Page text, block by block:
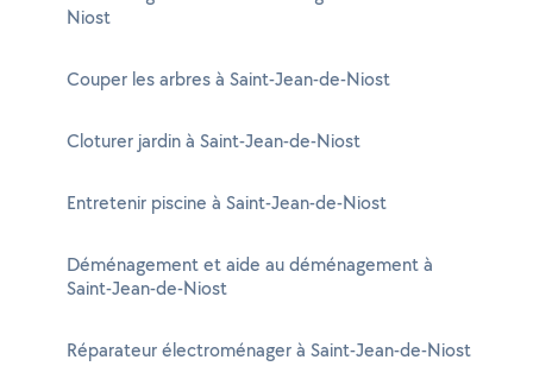
Niost
Couper les arbres à Saint-Jean-de-Niost
Cloturer jardin à Saint-Jean-de-Niost
Entretenir piscine à Saint-Jean-de-Niost
Déménagement et aide au déménagement à
Saint-Jean-de-Niost
Réparateur électroménager à Saint-Jean-de-Niost